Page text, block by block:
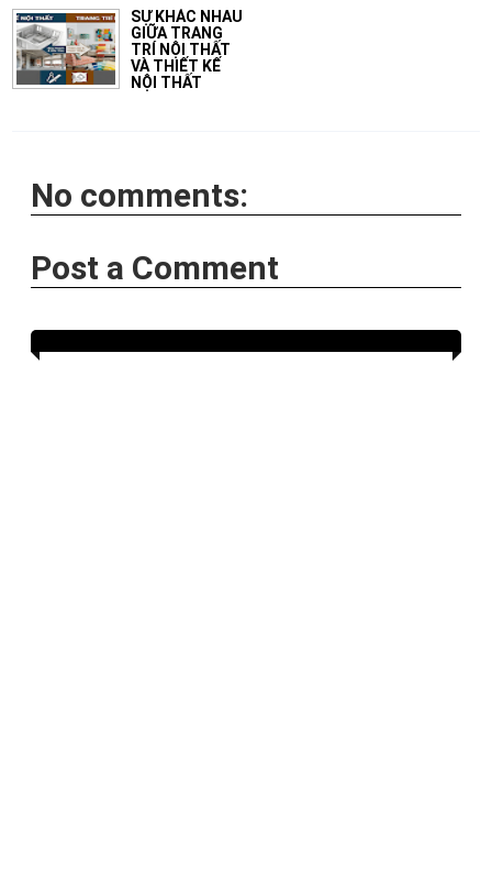
SỰ KHÁC NHAU
GIỮA TRANG
TRÍ NỘI THẤT
VÀ THIẾT KẾ
NỘI THẤT
No comments:
Post a Comment